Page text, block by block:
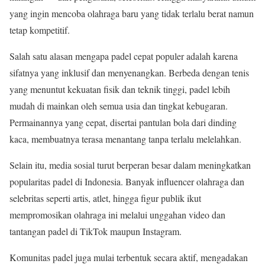
yang ingin mencoba olahraga baru yang tidak terlalu berat namun
tetap kompetitif.
Salah satu alasan mengapa padel cepat populer adalah karena
sifatnya yang inklusif dan menyenangkan. Berbeda dengan tenis
yang menuntut kekuatan fisik dan teknik tinggi, padel lebih
mudah di mainkan oleh semua usia dan tingkat kebugaran.
Permainannya yang cepat, disertai pantulan bola dari dinding
kaca, membuatnya terasa menantang tanpa terlalu melelahkan.
Selain itu, media sosial turut berperan besar dalam meningkatkan
popularitas padel di Indonesia. Banyak influencer olahraga dan
selebritas seperti artis, atlet, hingga figur publik ikut
mempromosikan olahraga ini melalui unggahan video dan
tantangan padel di TikTok maupun Instagram.
Komunitas padel juga mulai terbentuk secara aktif, mengadakan